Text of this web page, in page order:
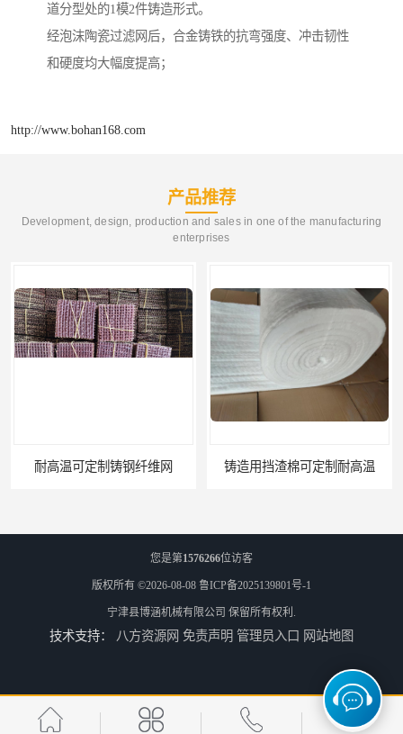
道分型处的1模2件铸造形式。
经泡沫陶瓷过滤网后，合金铸铁的抗弯强度、冲击韧性
和硬度均大幅度提高；
http://www.bohan168.com
产品推荐
Development, design, production and sales in one of the manufacturing
enterprises
铸造用挡渣棉可定制耐高温 西安铸造过滤网
延安铸造过滤网 喀什铸造过滤网
您是第1576266位访客
版权所有 ©2026-08-08 鲁ICP备2025139801号-1
宁津县博涵机械有限公司 保留所有权利.
技术支持： 八方资源网 免责声明 管理员入口 网站地图